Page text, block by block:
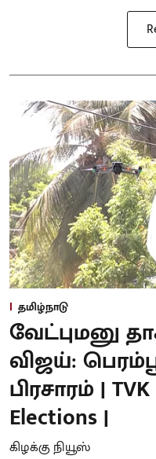
தமிழ்நாடு
வேட்புமனு
விஜய்:
பிரசாரம் |
Elections |
கிழக்கு நியூஸ்